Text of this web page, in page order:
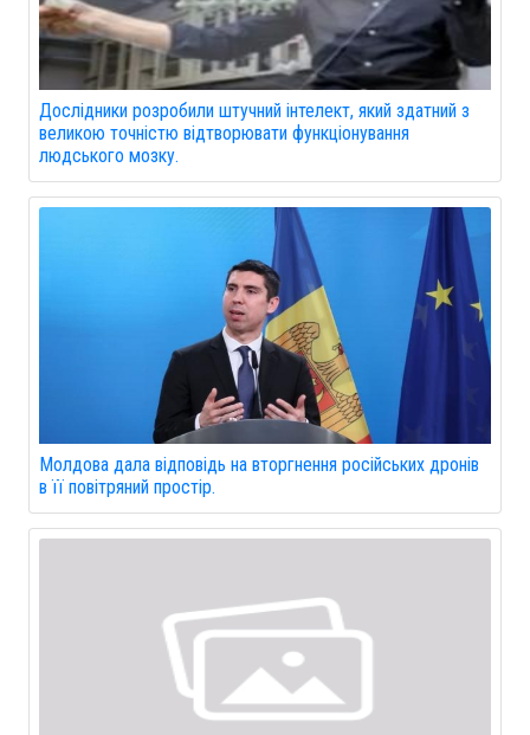
Дослідники розробили штучний інтелект, який здатний з
великою точністю відтворювати функціонування
людського мозку.
Молдова дала відповідь на вторгнення російських дронів
в її повітряний простір.